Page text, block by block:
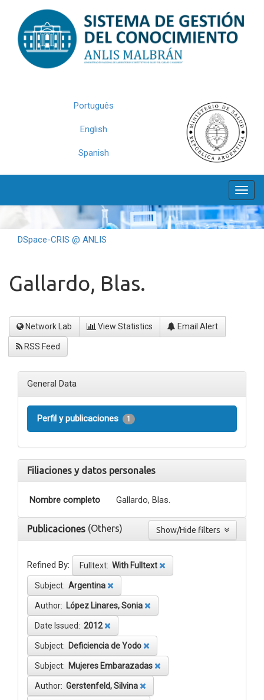
navigation
Português
English
Spanish
DSpace-CRIS @ ANLIS
Gallardo, Blas.
Network Lab View Statistics Email Alert
RSS Feed
General Data
Perfil y publicaciones 1
Filiaciones y datos personales
Nombre completo Gallardo, Blas.
Publicaciones (Others)
Refined By: Fulltext: With Fulltext
Subject: Argentina
Author: López Linares, Sonia
Date Issued: 2012
Subject: Deficiencia de Yodo
Subject: Mujeres Embarazadas
Author: Gerstenfeld, Silvina